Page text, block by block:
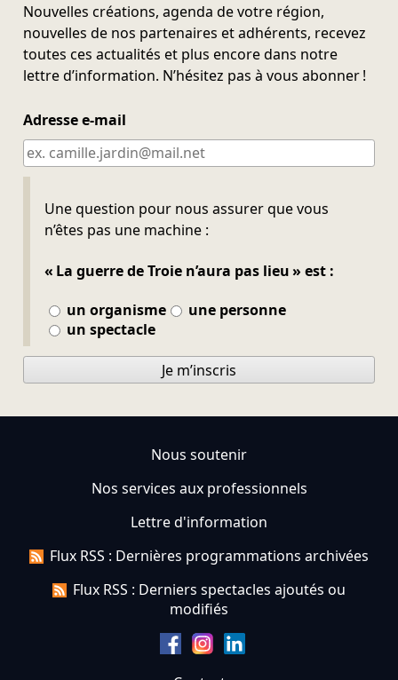
Nouvelles créations, agenda de votre région,
nouvelles de nos partenaires et adhérents, recevez
toutes ces actualités et plus encore dans notre
lettre d’information. N’hésitez pas à vous abonner !
Adresse e-mail
Une question pour nous assurer que vous
n’êtes pas une machine :
« La guerre de Troie n’aura pas lieu » est :
un organisme
une personne
un spectacle
Ne pas remplir
Je m’inscris
Nous soutenir
Nos services aux professionnels
Lettre d'information
Flux RSS : Dernières programmations archivées
Flux RSS : Derniers spectacles ajoutés ou
modifiés